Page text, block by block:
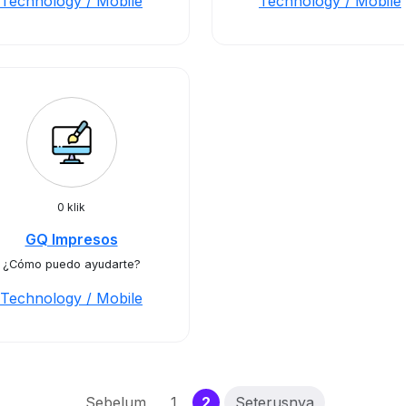
0 klik
GQ Impresos
¿Cómo puedo ayudarte?
Technology / Mobile
Sebelum 1 2(current)
Seterusnya